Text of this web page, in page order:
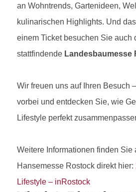
an Wohntrends, Gartenideen,
kulinarischen Highlights. Und
einem Ticket besuchen Sie auch
stattfindende Landesbaumesse
Wir freuen uns auf Ihren Besuch
vorbei und entdecken Sie, wie
Lifestyle perfekt
Weitere Informationen finden Sie
Hansemesse Rostock direkt hier:
Lifestyle – inRostock